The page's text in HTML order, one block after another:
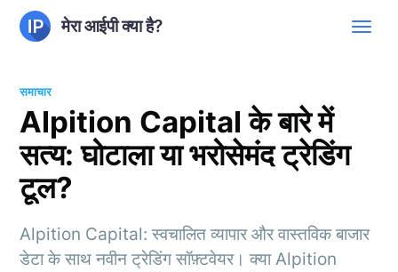
मेरा आईपी क्या है?
समाचार
Alpition Capital के बारे में
सत्य: घोटाला या भरोसेमंद ट्रेडिंग
टूल?
Alpition Capital: स्वचालित व्यापार और वास्तविक बाजार
डेटा के साथ नवीन ट्रेडिंग सॉफ़्टवेयर। क्या Alpition